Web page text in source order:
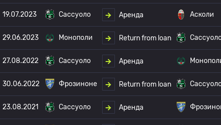
19.07.2023 Сассуоло Аренда Асколи
29.06.2023 Монополи Return from loan
27.08.2022 Сассуоло Аренда
30.06.2022 Фрозиноне Return from loan
23.08.2021 Сассуоло Аренда